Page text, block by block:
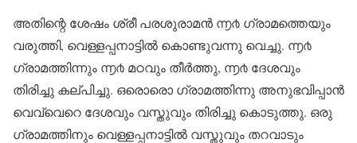
അതിന്റെ ശേഷം ശ്രീ പരശുരാമൻ ൬൪ ഗ്രാമത്തെയും
വരുത്തി, വെള്ളപ്പനാട്ടിൽ കൊണ്ടുവന്നു വെച്ചു. ൬൪
ഗ്രാമത്തിന്നും ൬൪ മഠവും തീർത്തു, ൬൪ ദേശവും
തിരിച്ചു കല്പിച്ചു. ഒരൊരൊ ഗ്രാമത്തിന്നു അനുഭവിപ്പാൻ
വെവ്വെറെ ദേശവും വസ്തുവും തിരിച്ചു കൊടുത്തു. ഒരു
ഗ്രാമത്തിനും വെള്ളപ്പനാട്ടിൽ വസ്തുവും തറവാടും